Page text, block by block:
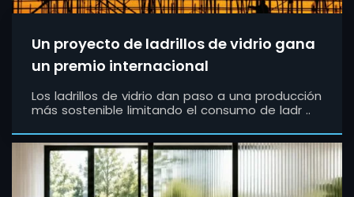
Un proyecto de ladrillos de vidrio gana
un premio internacional
Los ladrillos de vidrio dan paso a una producción
más sostenible limitando el consumo de ladr ..